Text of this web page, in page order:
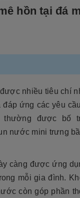
hồn tại đá
nhiều tiêu chí
đáp ứng các yêu
thường được bố
nước mini trưng
càng được ứng
mỗi gia đình.
còn góp phần